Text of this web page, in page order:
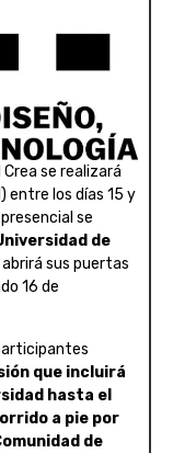
se realizará
entre los días 15 y
se
de
abrirá sus puertas
16 de
que incluirá
hasta el
a pie por
de